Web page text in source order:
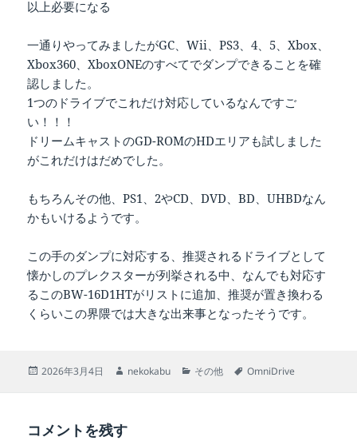
以上必要になる
一通りやってみましたがGC、Wii、PS3、4、5、Xbox、
Xbox360、XboxONEのすべてでダンプできることを確
認しました。
1つのドライブでこれだけ対応しているなんですご
い！！！
ドリームキャストのGD-ROMのHDエリアも試しました
がこれだけはだめでした。
もちろんその他、PS1、2やCD、DVD、BD、UHBDなん
かもいけるようです。
この手のダンプに対応する、推奨されるドライブとして
懐かしのプレクスターが列挙される中、なんでも対応す
るこのBW-16D1HTがリストに追加、推奨が置き換わる
くらいこの界隈では大きな出来事となったそうです。
投
2026年3月4日
作
nekokabu
カ
その他
タ
OmniDrive
コメントを残す